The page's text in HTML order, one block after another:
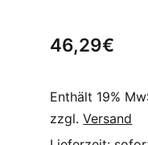
46,29€
Enthält 19%
zzgl.Versand